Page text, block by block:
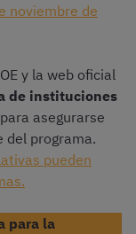
noviembre de
y la web oficial
de instituciones
asegurarse
del programa.
pueden
para la